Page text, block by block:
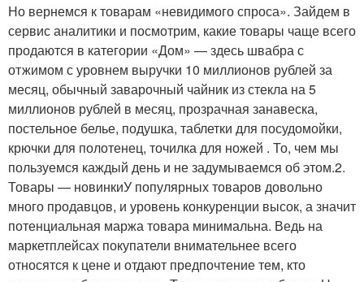
Но вернемся к товарам «невидимого спроса». Зайдем в
сервис аналитики и посмотрим, какие товары чаще всего
продаются в категории «Дом» — здесь швабра с
отжимом с уровнем выручки 10 миллионов рублей за
месяц, обычный заварочный чайник из стекла на 5
миллионов рублей в месяц, прозрачная занавеска,
постельное белье, подушка, таблетки для посудомойки,
крючки для полотенец, точилка для ножей . То, чем мы
пользуемся каждый день и не задумываемся об этом.2.
Товары — новинкиУ популярных товаров довольно
много продавцов, и уровень конкуренции высок, а значит
потенциальная маржа товара минимальна. Ведь на
маркетплейсах покупатели внимательнее всего
относятся к цене и отдают предпочтение тем, кто